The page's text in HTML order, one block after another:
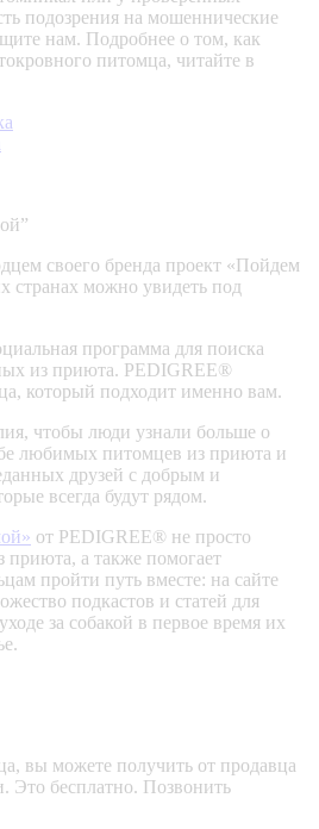
подозрения на мошеннические
нам. Подробнее о том, как
питомца, читайте в
своего бренда проект «Пойдем
странах можно увидеть под
программа для поиска
из приюта. PEDIGREE®
который подходит именно вам.
чтобы люди узнали больше о
любимых питомцев из приюта и
друзей с добрым и
всегда будут рядом.
от PEDIGREE® не просто
приюта, а также помогает
пройти путь вместе: на сайте
подкастов и статей для
за собакой в первое время их
вы можете получить от продавца
Это бесплатно. Позвонить